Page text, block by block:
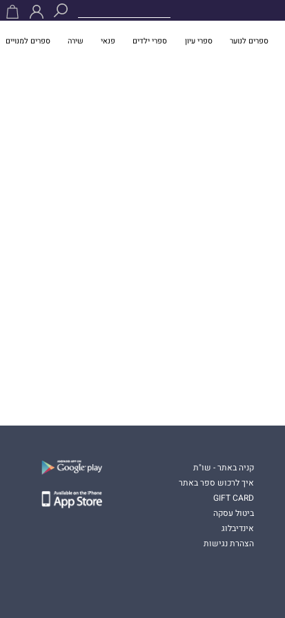
ספרים לנוער ספרי עיון ספרי ילדים פנאי שירה ספרים למנויים
קניה באתר - שו"ת
איך לרכוש ספר באתר
GIFT CARD
ביטול עסקה
אינדיבלוג
הצהרת נגישות